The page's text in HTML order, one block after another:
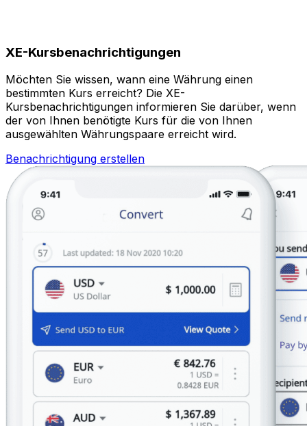
XE-Kursbenachrichtigungen
Möchten Sie wissen, wann eine Währung einen
bestimmten Kurs erreicht? Die XE-
Kursbenachrichtigungen informieren Sie darüber, wenn
der von Ihnen benötigte Kurs für die von Ihnen
ausgewählten Währungspaare erreicht wird.
Benachrichtigung erstellen